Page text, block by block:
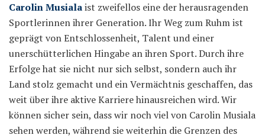
Carolin Musialaist zweifellos eine der herausragenden
Sportlerinnen ihrer Generation. Ihr Weg zum Ruhm ist
geprägt von Entschlossenheit, Talent und einer
unerschütterlichen Hingabe an ihren Sport. Durch ihre
Erfolge hat sie nicht nur sich selbst, sondern auch ihr
Land stolz gemacht und ein Vermächtnis geschaffen, das
weit über ihre aktive Karriere hinausreichen wird. Wir
können sicher sein, dass wir noch viel von Carolin Musiala
sehen werden, während sie weiterhin die Grenzen des